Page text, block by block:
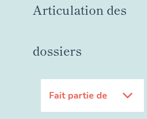
Articulation des
dossiers
Fait partie de